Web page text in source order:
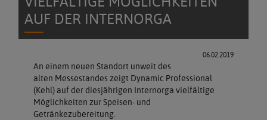
AUF DER INTERNORGA
06.02.2019
An einem neuen Standort unweit des
alten Messestandes zeigt Dynamic Professional
(Kehl) auf der diesjährigen Internorga vielfältige
Möglichkeiten zur Speisen- und
Getränkezubereitung.